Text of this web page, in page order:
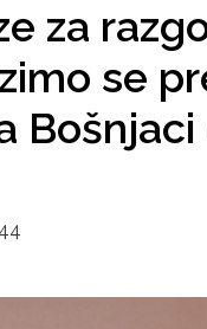
za
se